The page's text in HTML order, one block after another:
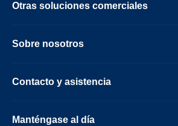
Otras soluciones comerciales
Sobre nosotros
Contacto y asistencia
Manténgase al día